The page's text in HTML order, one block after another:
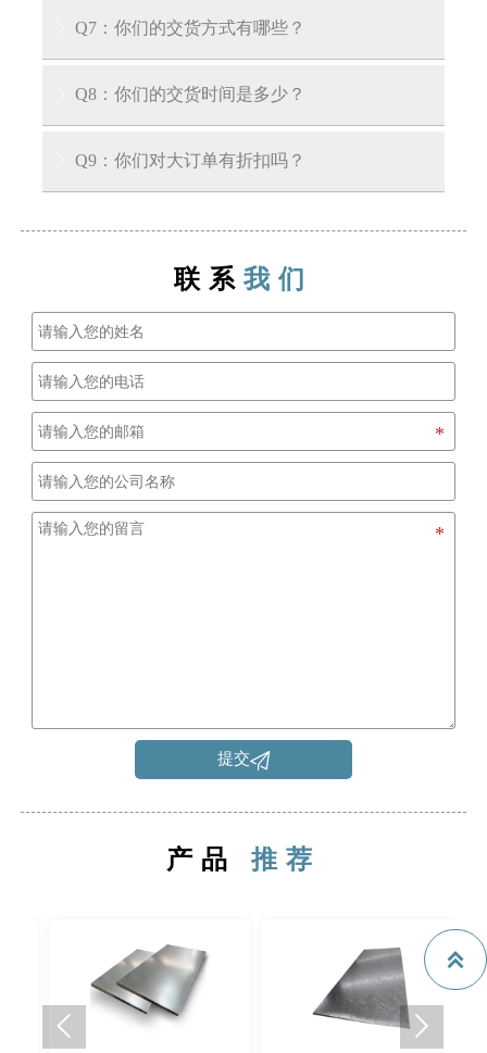
答：我们接受30%电汇预付款和70%交货前余款。
Q7：你们的交货方式有哪些？
答：EXW、FOB、CIF、CFR、DDU等。
Q8：你们的交货时间是多少？
A: 对于库存产品，我们可以在收到您的预付款后
Q9：你们对大订单有折扣吗？
联系 我们
提交
产品 推荐
 
